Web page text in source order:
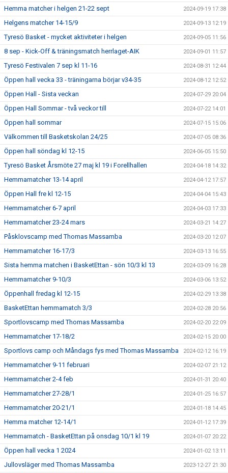
Hemma matcher i helgen 21-22 sept 2024-09-19 17:38
Helgens matcher 14-15/9 2024-09-13 12:19
Tyresö Basket - mycket aktiviteter i helgen 2024-09-05 11:56
8 sep - Kick-Off & träningsmatch herrlaget-AIK 2024-09-01 11:57
Tyresö Festivalen 7 sep kl 11-16 2024-08-31 12:44
Öppen hall vecka 33 - träningarna börjar v34-35 2024-08-12 12:52
Öppen Hall - Sista veckan 2024-07-29 20:04
Öppen Hall Sommar - två veckor till 2024-07-22 14:01
Öppen hall sommar 2024-07-15 15:06
Välkommen till Basketskolan 24/25 2024-07-05 08:36
Öppen hall söndag kl 12-15 2024-06-05 15:50
Tyresö Basket Årsmöte 27 maj kl 19 i Forellhallen 2024-04-18 14:32
Hemmamatcher 13-14 april 2024-04-12 17:57
Öppen Hall fre kl 12-15 2024-04-04 15:43
Hemmamatcher 6-7 april 2024-04-03 17:33
Hemmamatcher 23-24 mars 2024-03-21 14:27
Påsklovscamp med Thomas Massamba 2024-03-20 12:07
Hemmamatcher 16-17/3 2024-03-13 16:55
Sista hemma matchen i BasketEttan - sön 10/3 kl 13 2024-03-09 16:28
Hemmamatcher 9-10/3 2024-03-06 13:52
Öppenhall fredag kl 12-15 2024-02-29 13:38
BasketEttan hemmamatch 3/3 2024-02-28 20:56
Sportlovscamp med Thomas Massamba 2024-02-20 22:09
Hemmamatcher 17-18/2 2024-02-15 20:00
Sportlovs camp och Måndags fys med Thomas Massamba 2024-02-12 16:19
Hemmamatcher 9-11 februari 2024-02-07 21:12
Hemmamatcher 2-4 feb 2024-01-31 20:40
Hemmamatcher 27-28/1 2024-01-25 16:57
Hemmamatcher 20-21/1 2024-01-18 14:45
Hemma matcher 12-14/1 2024-01-12 17:39
Hemmamatch - BasketEttan på onsdag 10/1 kl 19 2024-01-07 20:22
Öppen hall vecka 1 2024 2024-01-02 13:11
Jullovsläger med Thomas Massamba 2023-12-27 21:30